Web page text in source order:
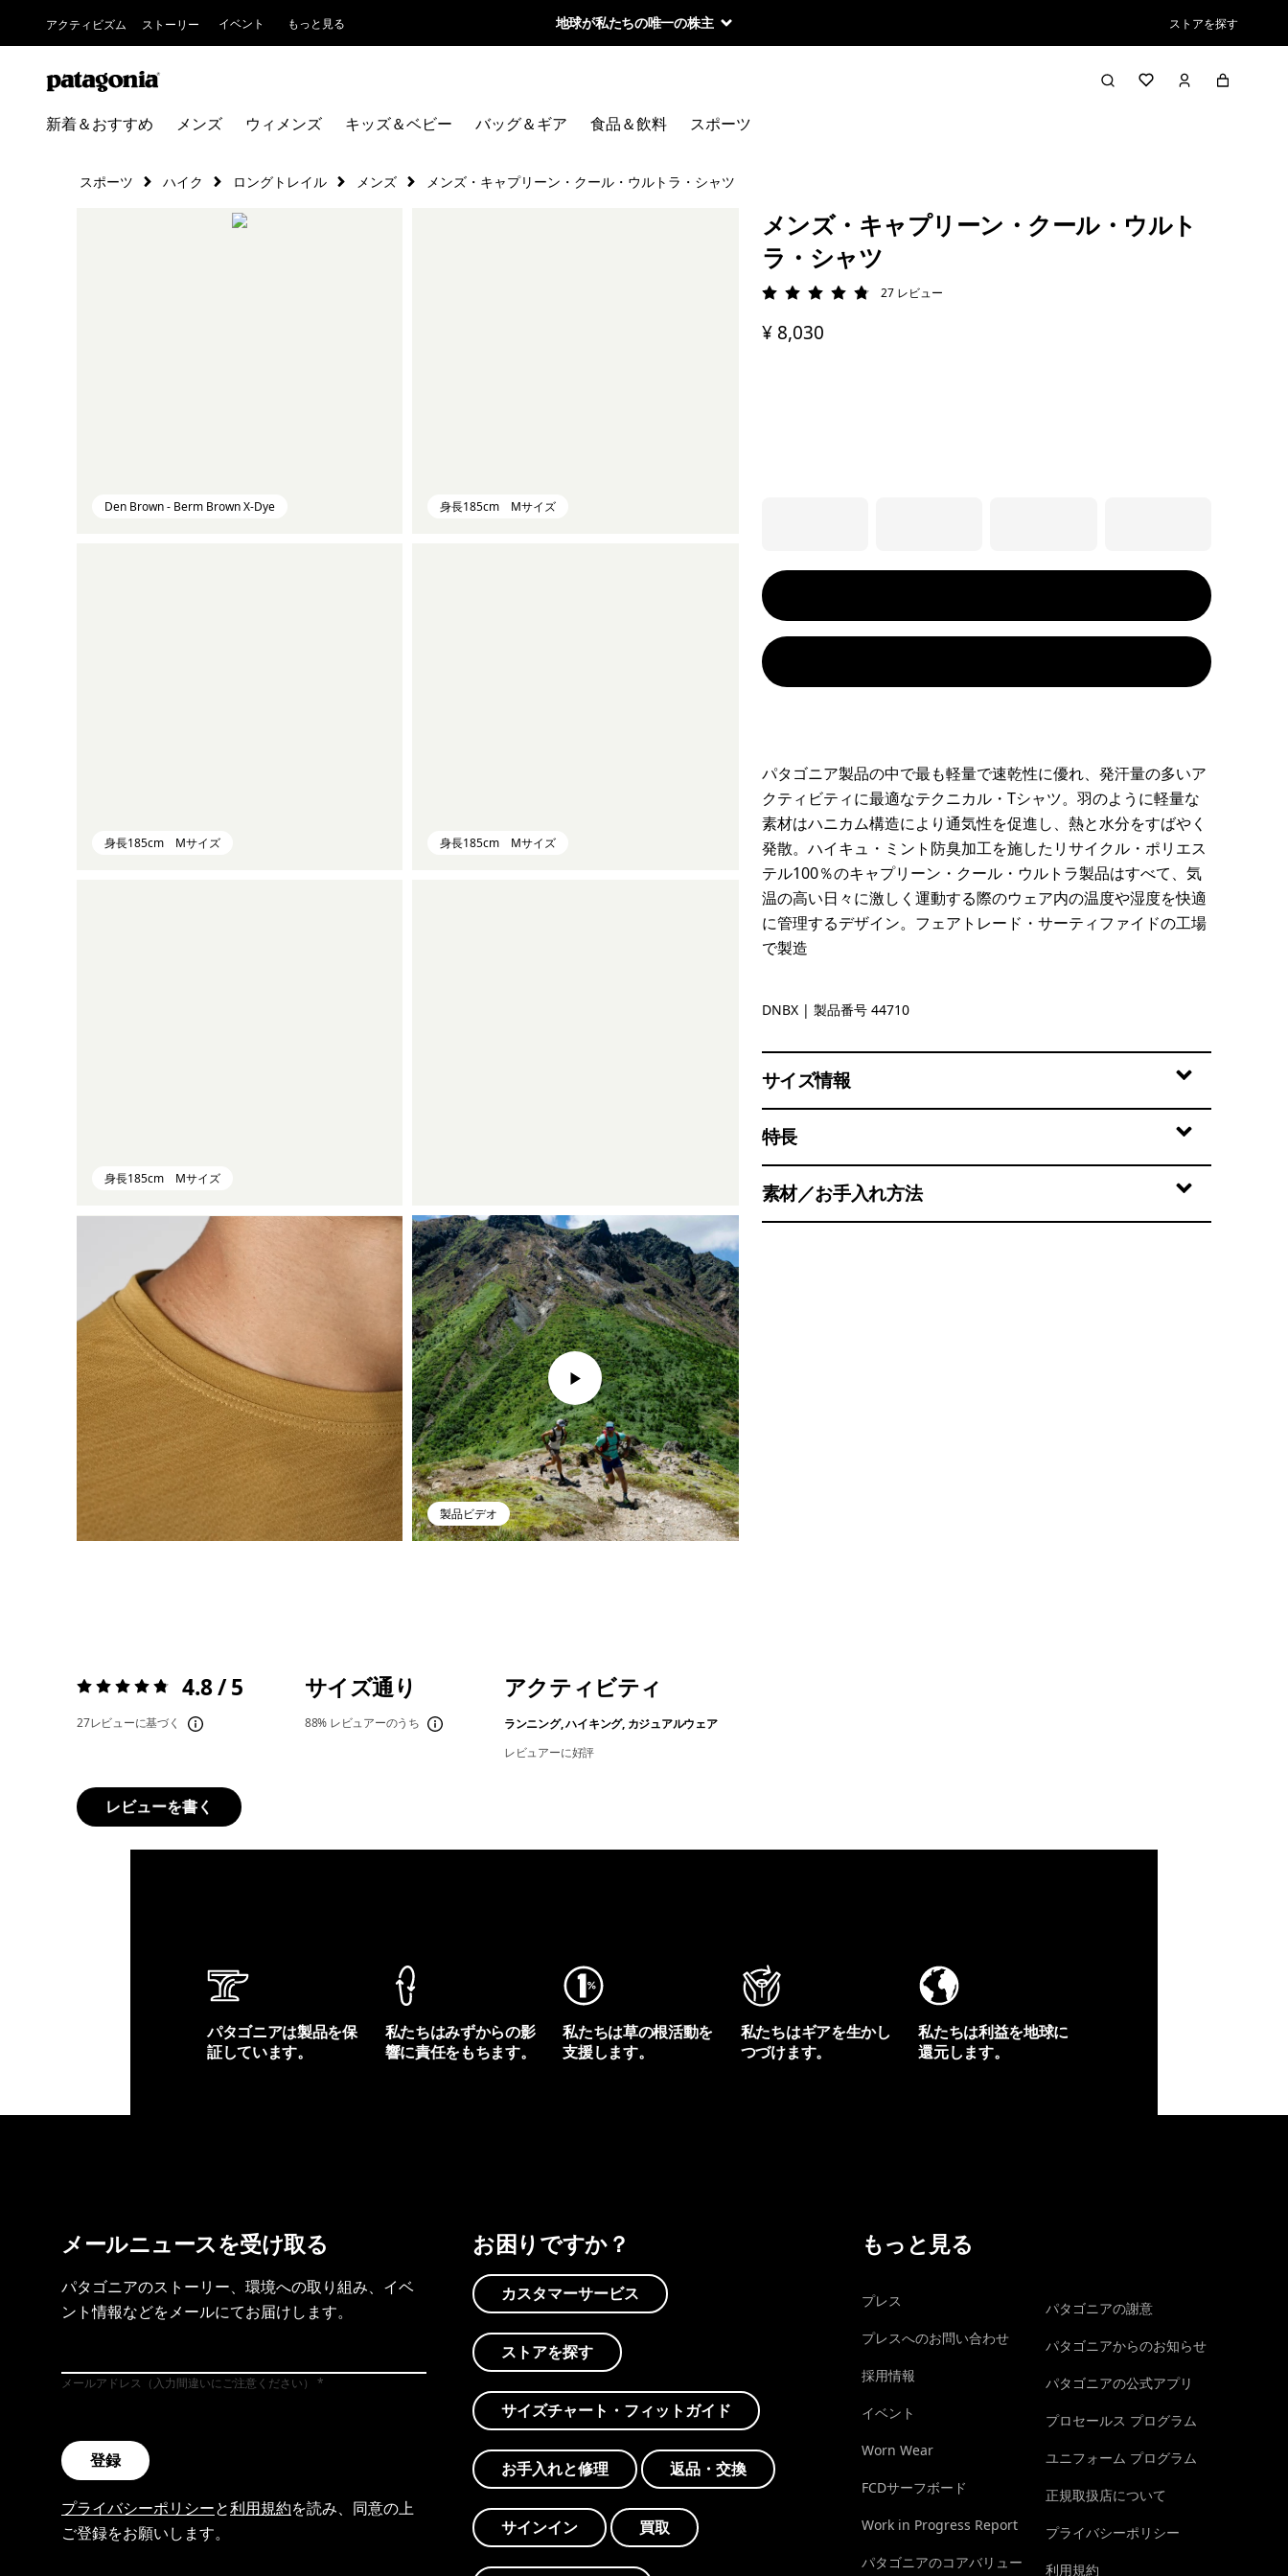
アクティビズム ストーリー イベント もっと見る 地球が私たちの唯一の株主 ストアを探す
新着＆おすすめ メンズ ウィメンズ キッズ＆ベビー バッグ＆ギア 食品＆飲料 スポーツ
スポーツ ハイク ロングトレイル メンズ メンズ・キャプリーン・クール・ウルトラ・シャツ
Den Brown - Berm Brown X-Dye 身長185cm Mサイズ
身長185cm Mサイズ 身長185cm Mサイズ
身長185cm Mサイズ
製品ビデオ
メンズ・キャプリーン・クール・ウルト
ラ・シャツ
評価: 4.8 / 5
27 レビュー
¥ 8,030
パタゴニア製品の中で最も軽量で速乾性に優れ、発汗量の多いア
クティビティに最適なテクニカル・Tシャツ。羽のように軽量な
素材はハニカム構造により通気性を促進し、熱と水分をすばやく
発散。ハイキュ・ミント防臭加工を施したリサイクル・ポリエス
テル100％のキャプリーン・クール・ウルトラ製品はすべて、気
温の高い日々に激しく運動する際のウェア内の温度や湿度を快適
に管理するデザイン。フェアトレード・サーティファイドの工場
で製造
Den Brown - Berm Brown X-Dye
DNBX | 製品番号 44710
サイズ情報
特長
素材／お手入れ方法
評価:4.8 / 5 4.8 / 5
27レビューに基づく
サイズ通り
88% レビュアーのうち
アクティビティ
ランニング, ハイキング, カジュアルウェア
レビュアーに好評
レビューを書く
パタゴニアは製品を保
証しています。
私たちはみずからの影
響に責任をもちます。
私たちは草の根活動を
支援します。
私たちはギアを生かし
つづけます。
私たちは利益を地球に
還元します。
メールニュースを受け取る
パタゴニアのストーリー、環境への取り組み、イベ
ント情報などをメールにてお届けします。
メールアドレス（入力間違いにご注意ください）
登録
プライバシーポリシーと利用規約を読み、同意の上
ご登録をお願いします。
お困りですか？
カスタマーサービス
ストアを探す
サイズチャート・フィットガイド
お手入れと修理 返品・交換
サインイン 買取
もっと見る
プレス
プレスへのお問い合わせ
採用情報
イベント
Worn Wear
FCDサーフボード
Work in Progress Report
パタゴニアのコアバリュー
パタゴニアの謝意
パタゴニアからのお知らせ
パタゴニアの公式アプリ
プロセールス プログラム
ユニフォーム プログラム
正規取扱店について
プライバシーポリシー
利用規約